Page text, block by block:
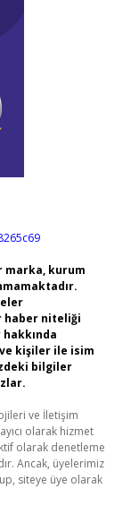
marka, kurum
haber niteliği
kişiler ile isim
bilgiler
ve İletişim
olarak hizmet
olarak denetleme
Ancak, üyelerimiz
siteye üye olarak